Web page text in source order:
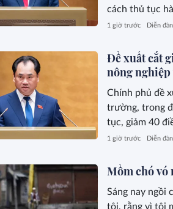
cách thủ tục
1 giờ trước Diễn đàn
Đề xuất cắt
nông
Chính phủ đề
trường, trong
tục, giảm 40
1 giờ trước Diễn đàn
Mồm chó vó
Sáng nay ngồi
tôi, rằng vì tôi